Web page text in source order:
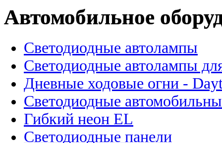
Автомобильное
Светодиодные автолампы
Светодиодные автолампы
Дневные ходовые огни -
Светодиодные
Гибкий неон EL
Светодиодные панели